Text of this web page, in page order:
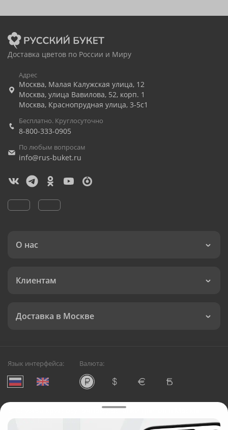
Доставка цветов по России и Миру
Адрес
Москва, Малая Калужская улица, 12
Москва, улица Вавилова, 52, корп. 1
Москва, Краснопрудная улица, 3-5с1
Бесплатно. Круглосуточно
8-800-333-0905
По любым вопросам
info@rus-buket.ru
О нас
Клиентам
Доставка в Москве
Язык интерфейса: Валюта:
Служба круглосуточной доставки цветов в Москве
Русский Букет, 2026